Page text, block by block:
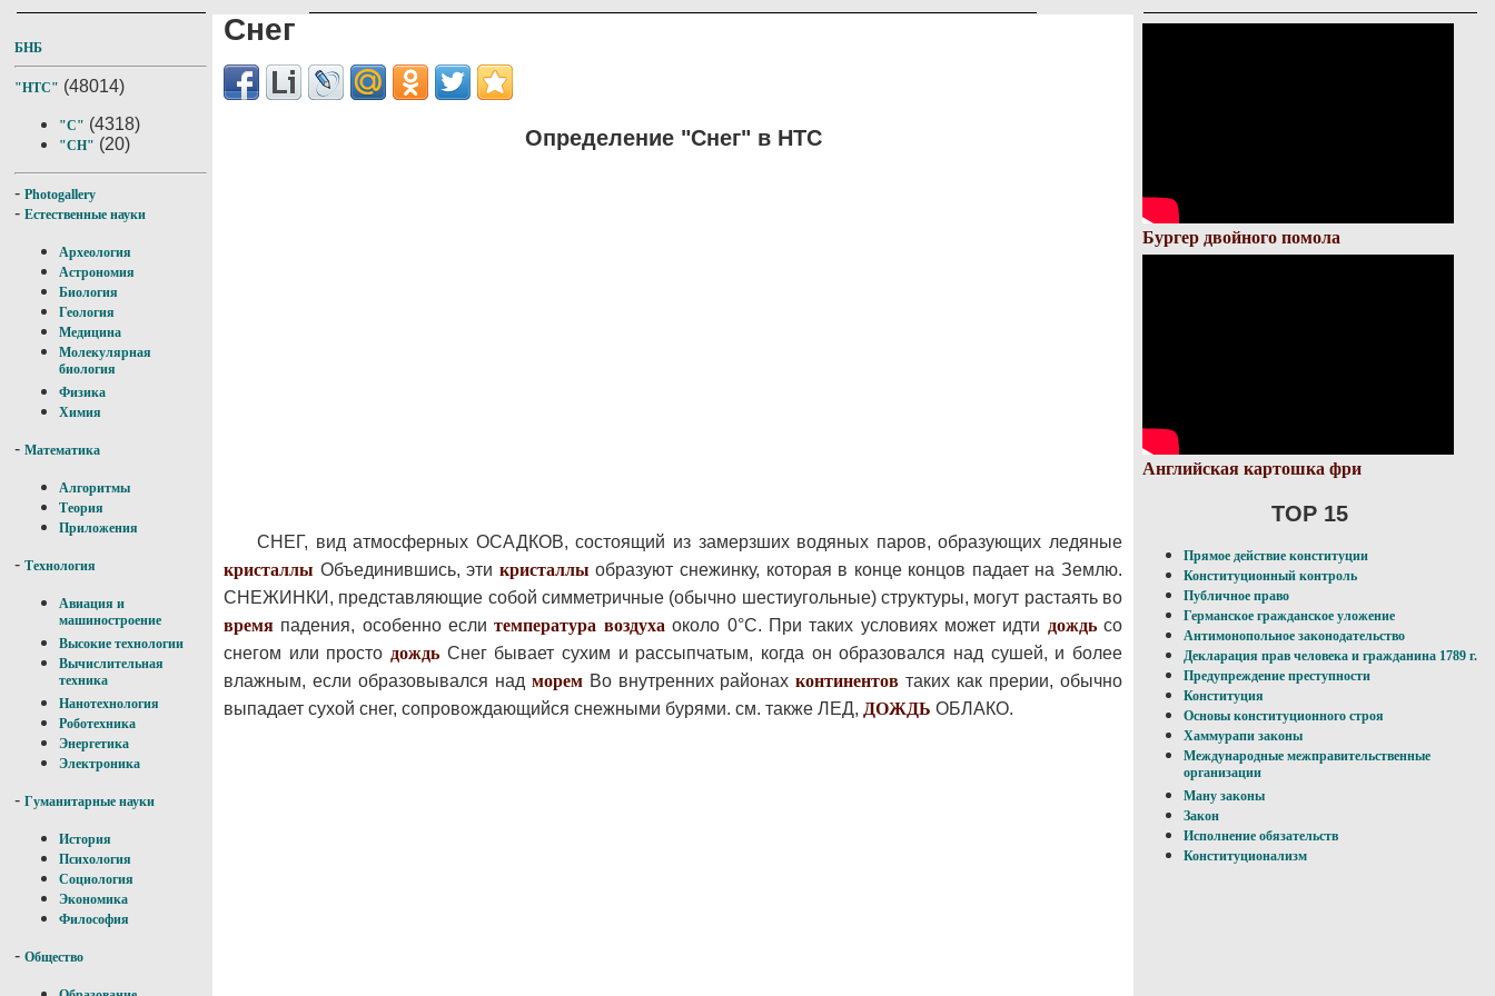
БНБ
"НТС" (48014)
"С" (4318)
"СН" (20)
- Photogallery
- Естественные науки
Археология
Астрономия
Биология
Геология
Медицина
Молекулярная
биология
Физика
Химия
- Математика
Алгоритмы
Теория
Приложения
- Технология
Авиация и
машиностроение
Высокие технологии
Вычислительная
техника
Нанотехнология
Роботехника
Энергетика
Электроника
- Гуманитарные науки
История
Психология
Социология
Экономика
Философия
- Общество
Снег
Определение "Снег" в НТС
СНЕГ, вид атмосферных ОСАДКОВ, состоящий из замерзших водяных паров, образующих ледяные
кристаллы Объединившись, эти кристаллы образуют снежинку, которая в конце концов падает на Землю.
СНЕЖИНКИ, представляющие собой симметричные (обычно шестиугольные) структуры, могут растаять во
время падения, особенно еслитемпература воздуха около 0°С. При таких условиях может идти дождьсо
снегом или просто дождь Снег бывает сухим и рассыпчатым, когда он образовался над сушей, и более
влажным, если образовывался над моремВо внутренних районахконтинентов таких как прерии, обычно
выпадает сухой снег, сопровождающийся снежными бурями. см. также ЛЕД, ДОЖДЬ ОБЛАКО.
Бургер двойного помола
Английская картошка фри
TOP 15
Прямое действие конституции
Конституционный контроль
Публичное право
Германское гражданское уложение
Антимонопольное законодательство
Декларация прав человека и гражданина 1789 г.
Предупреждение преступности
Конституция
Основы конституционного строя
Хаммурапи законы
Международные межправительственные
организации
Ману законы
Закон
Исполнение обязательств
Конституционализм